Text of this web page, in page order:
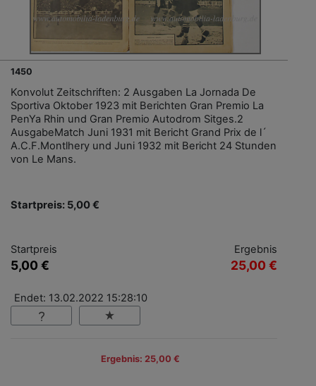
1450
Konvolut Zeitschriften: 2 Ausgaben La Jornada De
Sportiva Oktober 1923 mit Berichten Gran Premio La
PenYa Rhin und Gran Premio Autodrom Sitges.2
AusgabeMatch Juni 1931 mit Bericht Grand Prix de l´
A.C.F.Montlhery und Juni 1932 mit Bericht 24 Stunden
von Le Mans.
Startpreis: 5,00 €
Startpreis
5,00 €
Ergebnis
25,00 €
Endet: 13.02.2022 15:28:10
Ergebnis: 25,00 €